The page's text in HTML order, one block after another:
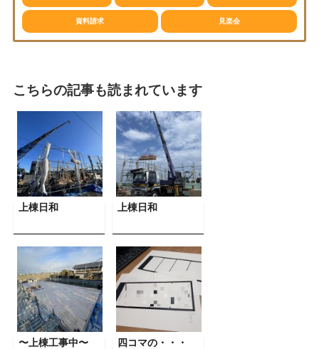
資料請求 見楽会
こちらの記事も読まれています
上棟日和 上棟日和
〜上棟工事中〜 四コマの・・・
検
索:
本気注文住宅なら群馬の工務店｜楽屋（がくや）
お問い合わせ
(受付／10:00～18:00)
資料請求